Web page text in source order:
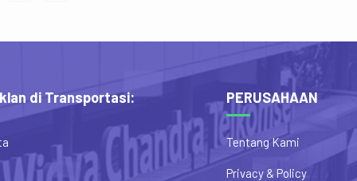
di Transportasi: PERUSAHAAN
Tentang Kami
Privacy & Policy